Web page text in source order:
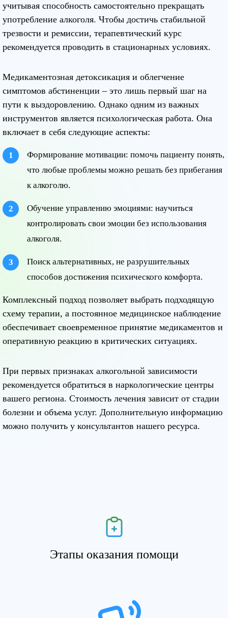
учитывая способность самостоятельно прекращать
употребление алкоголя. Чтобы достичь стабильной
трезвости и ремиссии, терапевтический курс
рекомендуется проводить в стационарных условиях.
Медикаментозная детоксикация и облегчение
симптомов абстиненции – это лишь первый шаг на
пути к выздоровлению. Однако одним из важных
инструментов является психологическая работа. Она
включает в себя следующие аспекты:
Формирование мотивации: помочь пациенту понять,
что любые проблемы можно решать без прибегания
к алкоголю.
Обучение управлению эмоциями: научиться
контролировать свои эмоции без использования
алкоголя.
Поиск альтернативных, не разрушительных
способов достижения психического комфорта.
Комплексный подход позволяет выбрать подходящую
схему терапии, а постоянное медицинское наблюдение
обеспечивает своевременное принятие медикаментов и
оперативную реакцию в критических ситуациях.
При первых признаках алкогольной зависимости
рекомендуется обратиться в наркологические центры
вашего региона. Стоимость лечения зависит от стадии
болезни и объема услуг. Дополнительную информацию
можно получить у консультантов нашего ресурса.
Этапы оказания помощи